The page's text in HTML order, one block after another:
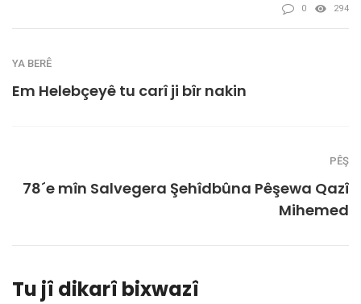
0 294
YA BERÊ
Em Helebçeyê tu carî ji bîr nakin
PÊŞ
78´e mîn Salvegera Şehîdbûna Pêşewa Qazî
Mihemed
Tu jî dikarî bixwazî